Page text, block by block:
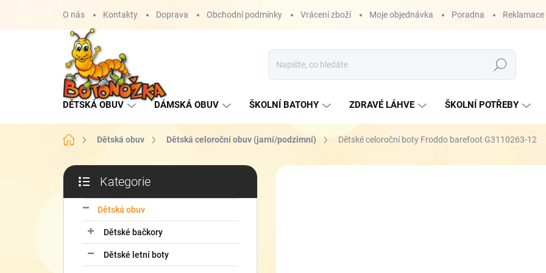
O nás Kontakty Doprava Obchodní podmínky Vrácení zboží Moje objednávka Poradna Reklamace
Hledat
DĚTSKÁ OBUV DÁMSKÁ OBUV ŠKOLNÍ BATOHY ZDRAVÉ LÁHVE ŠKOLNÍ POTŘEBY
Domů Dětská obuv Dětská celoroční obuv (jarní/podzimní) Dětské celoroční boty Froddo barefoot G3110263-12
P
s
kategorie
Kategorie
Dětská obuv
Dětské bačkory
Dětské letní boty
ZNAČKA: